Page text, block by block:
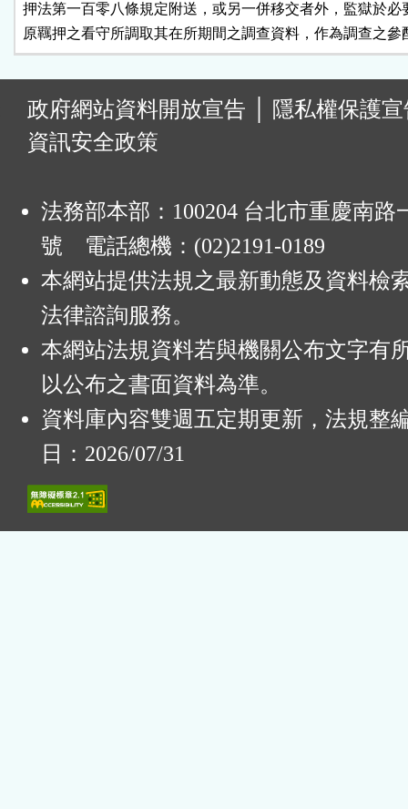
押法第一百零八條規定附送，或另一併移交者外，監獄於必
原羈押之看守所調取其在所期間之調查資料，作為調查之參
政府網站資料開放宣告
隱私權保護
資訊安全政策
法務部本部：100204 台北市重慶南路
號 電話總機：(02)2191-0189
本網站提供法規之最新動態及資料檢
法律諮詢服務。
本網站法規資料若與機關公布文字有
以公布之書面資料為準。
資料庫內容雙週五定期更新，法規整
日：2026/07/31